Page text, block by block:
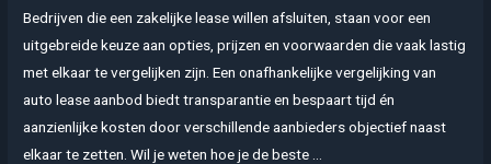
Bedrijven die een zakelijke lease willen afsluiten, staan voor een
uitgebreide keuze aan opties, prijzen en voorwaarden die vaak lastig
met elkaar te vergelijken zijn. Een onafhankelijke vergelijking van
auto lease aanbod biedt transparantie en bespaart tijd én
aanzienlijke kosten door verschillende aanbieders objectief naast
elkaar te zetten. Wil je weten hoe je de beste …